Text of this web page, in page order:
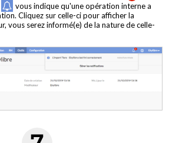
vous indique qu'une opération interne a
Cliquez sur celle-ci pour afficher la
vous serez informé(e) de la nature de celle-